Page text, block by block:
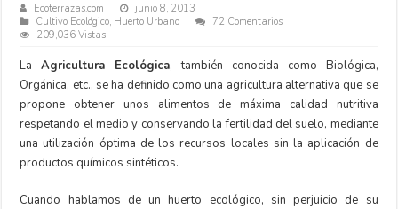
Ecoterrazas.com
junio 8, 2013
Cultivo Ecológico, Huerto Urbano
72 Comentarios
209,036 Vistas
LaAgricultura Ecológica, también conocida como Biológica,
Orgánica, etc., se ha definido como una agricultura alternativa que se
propone obtener unos alimentos de máxima calidad nutritiva
respetando el medio y conservando la fertilidad del suelo, mediante
una utilización óptima de los recursos locales sin la aplicación de
productos químicos sintéticos.
Cuando hablamos de un huerto ecológico, sin perjuicio de su